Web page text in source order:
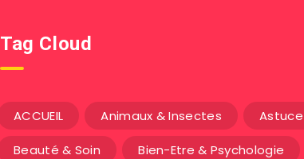
Tag Cloud
ACCUEIL Animaux & Insectes
Beauté & Soin Bien-Etre & Psychologie